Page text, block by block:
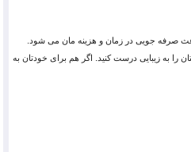
صرفه جویی در زمان و هزینه مان می شود.
را به زیبایی درست کنید. اگر هم برای خودتان به